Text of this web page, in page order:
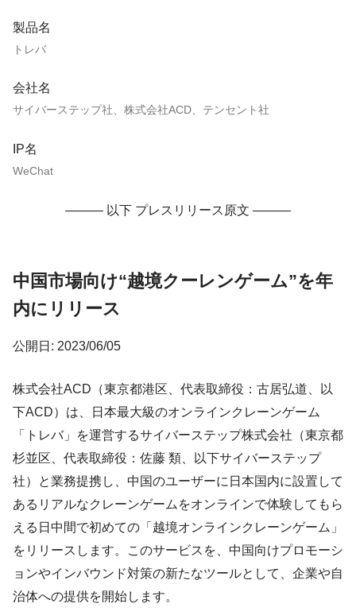
製品名
トレバ
会社名
サイバーステップ社、株式会社ACD、テンセント社
IP名
WeChat
——— 以下 プレスリリース原文 ———
中国市場向け“越境クーレンゲーム”を年
内にリリース
公開日: 2023/06/05
株式会社ACD（東京都港区、代表取締役：古居弘道、以
下ACD）は、日本最大級のオンラインクレーンゲーム
「トレバ」を運営するサイバーステップ株式会社（東京都
杉並区、代表取締役：佐藤 類、以下サイバーステップ
社）と業務提携し、中国のユーザーに日本国内に設置して
あるリアルなクレーンゲームをオンラインで体験してもら
える日中間で初めての「越境オンラインクレーンゲーム」
をリリースします。このサービスを、中国向けプロモーシ
ョンやインバウンド対策の新たなツールとして、企業や自
治体への提供を開始します。